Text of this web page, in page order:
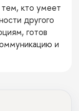
кто умеет
другого
готов
и